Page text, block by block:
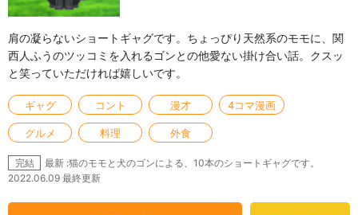
肩の凝らないショートギャグです。ちょっぴり天然系のモモに、関
西人ふうのツッコミを入れるゴンとの他愛ない掛け合い話。クスッ
と笑っていただければ嬉しいです。
ギャグ コント 漫才 4コマ漫画
グルメ 料理 外食
完結
最新 :猫のモモと犬のゴンによる、10本のショートギャグです。
2022.06.09 最終更新